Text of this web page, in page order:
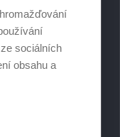
sociálních
obsahu a